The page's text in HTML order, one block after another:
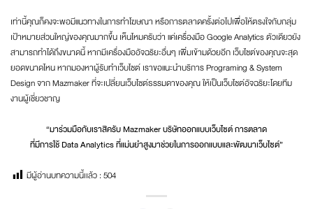
เท่านี้คุณก็คงจะพอมีแนวทางในการทำโฆษณา หรือการตลาดครั้งต่อไปเพื่อให้ตรงใจกับกลุ่ม
เป้าหมายส่วนใหญ่ของคุณมากขึ้น เห็นไหมครับว่า แค่เครื่องมือ Google Analytics ตัวเดียวยัง
สามารถทำได้ถึงขนาดนี้ หากมีเครื่องมืออัจฉริยะอื่นๆ เพิ่มเข้ามด้วยอีก เว็บไซต์ของคุณจะสุด
ยอดขนาดไหน หากมองหาผู้รับทำเว็บไซต์ เราขอแนะนำบริการ Programing & System
Design จาก Mazmaker ที่จะเปลี่ยนเว็บไซต์ธรรมดาของคุณ ให้เป็นเว็บไซต์อัจฉริยะโดยทีม
งานผู้เชี่ยวชาญ
“มาร่วมมือกับเราสิครับ Mazmaker บริษัทออกแบบเว็บไซต์ การตลาด
ที่มีการใช้ Data Analytics ที่แม่นยำสูงมาช่วยในการออกแบบและพัฒนาเว็บไซต์”
มีผู้อ่านบทความนี้เเล้ว :504